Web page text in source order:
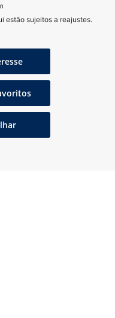
estão sujeitos a reajustes.